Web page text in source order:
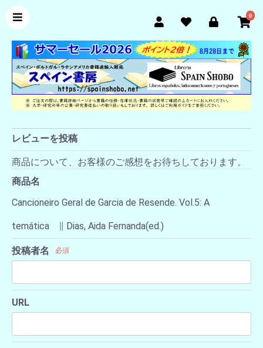
0
レビューを投稿
商品について、お客様のご感想をお待ちしております。
商品名
Cancioneiro Geral de Garcia de Resende. Vol.5: A
temática ∥ Dias, Aida Fernanda(ed.)
投稿者名 必須
URL